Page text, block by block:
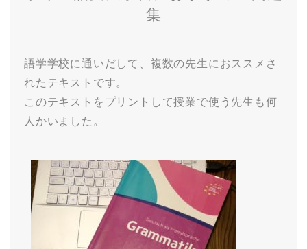
集
語学学校に通いだして、複数の先生におススメさ
れたテキストです。
このテキストをプリントして授業で使う先生も何
人かいました。